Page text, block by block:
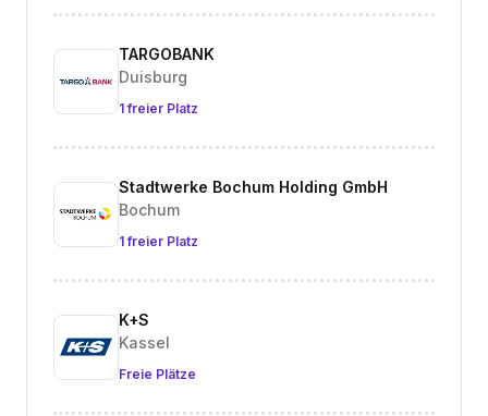
TARGOBANK
Duisburg
1 freier Platz
Stadtwerke Bochum Holding GmbH
Bochum
1 freier Platz
K+S
Kassel
Freie Plätze